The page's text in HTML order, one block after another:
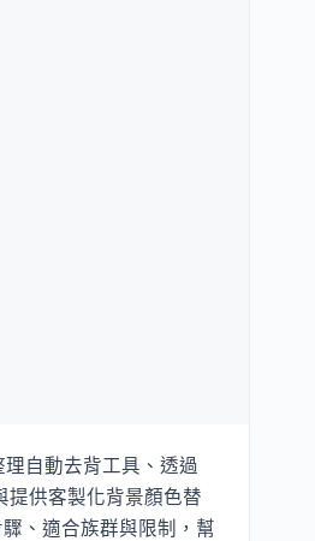
理自動去背工具、透過
提供客製化背景顏色替
、適合族群與限制，幫